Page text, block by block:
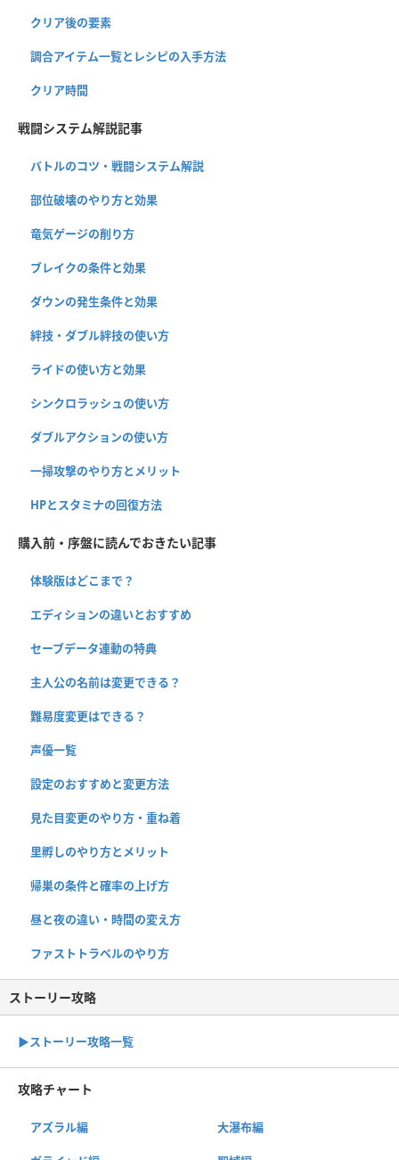
クリア後の要素
調合アイテム一覧とレシピの入手方法
クリア時間
戦闘システム解説記事
バトルのコツ・戦闘システム解説
部位破壊のやり方と効果
竜気ゲージの削り方
ブレイクの条件と効果
ダウンの発生条件と効果
絆技・ダブル絆技の使い方
ライドの使い方と効果
シンクロラッシュの使い方
ダブルアクションの使い方
一掃攻撃のやり方とメリット
HPとスタミナの回復方法
購入前・序盤に読んでおきたい記事
体験版はどこまで？
エディションの違いとおすすめ
セーブデータ連動の特典
主人公の名前は変更できる？
難易度変更はできる？
声優一覧
設定のおすすめと変更方法
見た目変更のやり方・重ね着
里孵しのやり方とメリット
帰巣の条件と確率の上げ方
昼と夜の違い・時間の変え方
ファストトラベルのやり方
ストーリー攻略
▶︎ストーリー攻略一覧
攻略チャート
アズラル編 大瀑布編